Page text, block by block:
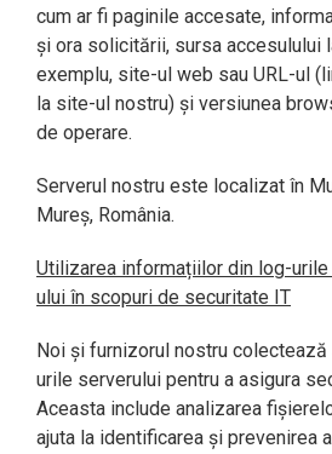
cum ar fi paginile accesate,
și ora solicitării, sursa accesulului
exemplu, site-ul web sau URL-ul
la site-ul nostru) și versiunea
de operare.
Serverul nostru este localizat în
Mureș, România.
Utilizarea informațiilor din log-
ului în scopuri de securitate IT
Noi și furnizorul nostru
urile serverului pentru a asigura
Aceasta include analizarea
ajuta la identificarea și prevenirea